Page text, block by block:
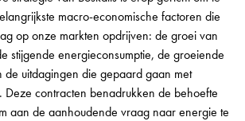
macro-economische factoren die
op onze markten opdrijven: de groei van
stijgende energieconsumptie, de groeiende
uitdagingen die gepaard gaan met
Deze contracten benadrukken de behoefte
aan de aanhoudende vraag naar energie te